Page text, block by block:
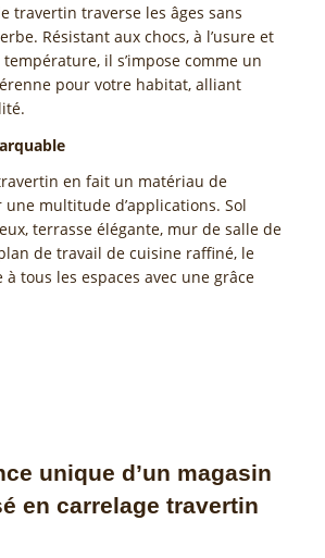
travertin traverse les âges sans
Résistant aux chocs, à l’usure et
il s’impose comme un
pour votre habitat, alliant
en fait un matériau de
multitude d’applications. Sol
terrasse élégante, mur de salle de
de travail de cuisine raffiné, le
à tous les espaces avec une grâce
unique d’un magasin
en carrelage travertin